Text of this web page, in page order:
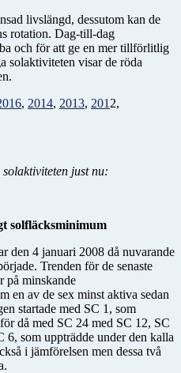
livslängd, dessutom kan de
rotation. Dag-till-dag
och för att ge en mer tillförlitlig
solaktiviteten visar de röda
, 2014, 2013, 201 2,
just nu:
solfläcksminimum
den 4 januari 2008 då nuvarande
Trenden för de senaste
på minskande
en av de sex minst aktiva sedan
startade med SC 1, som
då med SC 24 med SC 12, SC
som uppträdde under den kalla
i jämförelsen men dessa två